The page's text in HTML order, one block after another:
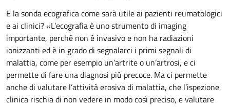
E la sonda ecografica come sarà utile ai pazienti reumatologici
e ai clinici? «L’ecografia è uno strumento di imaging
importante, perché non è invasivo e non ha radiazioni
ionizzanti ed è in grado di segnalarci i primi segnali di
malattia, come per esempio un’artrite o un’artrosi, e ci
permette di fare una diagnosi più precoce. Ma ci permette
anche di valutare l’attività erosiva di malattia, che l’ispezione
clinica rischia di non vedere in modo così preciso, e valutare